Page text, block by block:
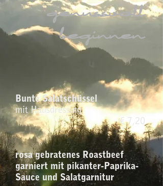
genussvoll
beginnen
Bunte Salatschüssel
mit Hausdressing
€ 7,20
rosa gebratenes Roastbeef
garniert mit pikanter-Paprika-
Sauce und Salatgarnitur